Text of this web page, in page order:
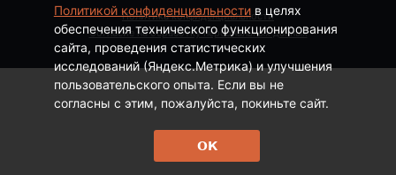
Политика конфиденциальности
Согласие на обработку персональных данных
Политикой конфиденциальностив целях
обеспечения технического функционирования
сайта, проведения статистических
исследований (Яндекс.Метрика) и улучшения
пользовательского опыта. Если вы не
согласны с этим, пожалуйста, покиньте сайт.
ОК